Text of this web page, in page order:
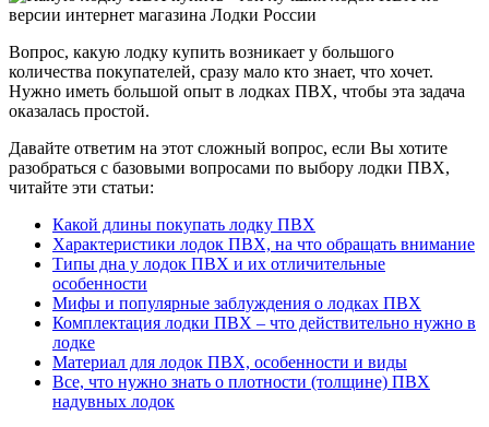
Вопрос, какую лодку купить возникает у большого
количества покупателей, сразу мало кто знает, что хочет.
Нужно иметь большой опыт в лодках ПВХ, чтобы эта задача
оказалась простой.
Давайте ответим на этот сложный вопрос, если Вы хотите
разобраться с базовыми вопросами по выбору лодки ПВХ,
читайте эти статьи:
Какой длины покупать лодку ПВХ
Характеристики лодок ПВХ, на что обращать внимание
Типы дна у лодок ПВХ и их отличительные
особенности
Мифы и популярные заблуждения о лодках ПВХ
Комплектация лодки ПВХ – что действительно нужно в
лодке
Материал для лодок ПВХ, особенности и виды
Все, что нужно знать о плотности (толщине) ПВХ
надувных лодок